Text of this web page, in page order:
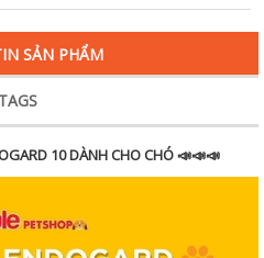
SẢN PHẨM
TAGS
10 DÀNH CHO CHÓ 📣📣📣